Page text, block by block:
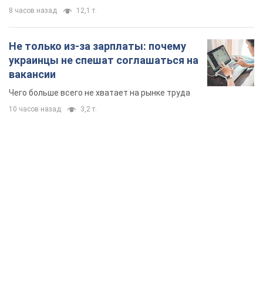
8 часов назад 12,1 т.
Не только из-за зарплаты: почему
украинцы не спешат соглашаться на
вакансии
Чего больше всего не хватает на рынке труда
10 часов назад 3,2 т.